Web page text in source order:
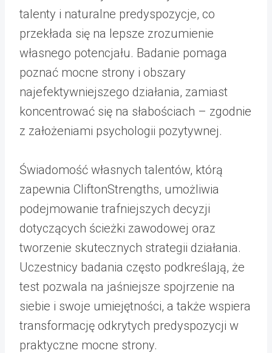
talenty i naturalne predyspozycje, co
przekłada się na lepsze zrozumienie
własnego potencjału. Badanie pomaga
poznać mocne strony i obszary
najefektywniejszego działania, zamiast
koncentrować się na słabościach – zgodnie
z założeniami psychologii pozytywnej.
Świadomość własnych talentów, którą
zapewnia CliftonStrengths, umożliwia
podejmowanie trafniejszych decyzji
dotyczących ścieżki zawodowej oraz
tworzenie skutecznych strategii działania.
Uczestnicy badania często podkreślają, że
test pozwala na jaśniejsze spojrzenie na
siebie i swoje umiejętności, a także wspiera
transformację odkrytych predyspozycji w
praktyczne mocne strony.